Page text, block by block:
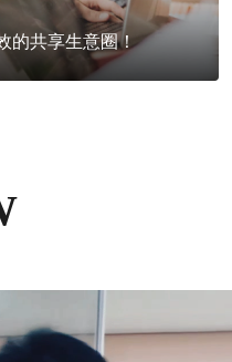
的共享生意圈！